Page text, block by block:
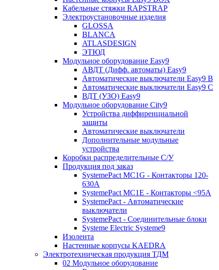
Кабельные стяжки RAPSTRAP
Электроустановочные изделия
GLOSSA
BLANCA
ATLASDESIGN
ЭТЮД
Модульное оборудование Easy9
АВДТ (Дифф. автоматы) Easy9
Автоматические выключатели Easy9 В
Автоматические выключатели Easy9 С
ВДТ (УЗО) Easy9
Модульное оборудование City9
Устройства диффиренциальной
защиты
Автоматические выключатели
Дополнительные модульные
устройства
Коробки распределительные C/У
Продукция под заказ
SystemePact MC1G - Контакторы 120-
630A
SystemePact MC1E - Контакторы <95A
SystemePact - Автоматические
выключатели
SystemePact - Соединительные блоки
Systeme Electric Systeme9
Изолента
Настенные корпусы KAEDRA
Электротехническая продукция ТДМ
02 Модульное оборудование